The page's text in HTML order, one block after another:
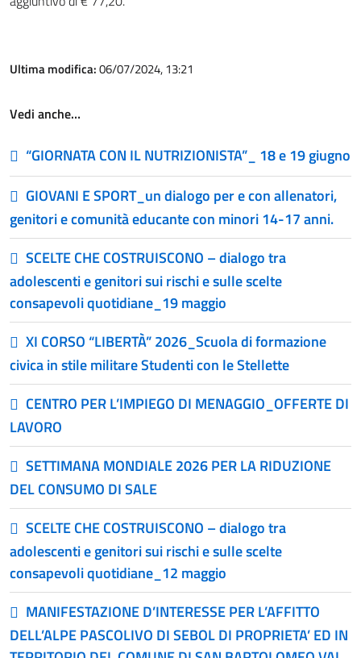
Ultima modifica:06/07/2024, 13:21
Vedi anche…
“GIORNATA CON IL NUTRIZIONISTA”_ 18 e 19 giugno
GIOVANI E SPORT_un dialogo per e con allenatori,
genitori e comunità educante con minori 14-17 anni.
SCELTE CHE COSTRUISCONO – dialogo tra
adolescenti e genitori sui rischi e sulle scelte
consapevoli quotidiane_19 maggio
XI CORSO “LIBERTÀ” 2026_Scuola di formazione
civica in stile militare Studenti con le Stellette
CENTRO PER L’IMPIEGO DI MENAGGIO_OFFERTE DI
LAVORO
SETTIMANA MONDIALE 2026 PER LA RIDUZIONE
DEL CONSUMO DI SALE
SCELTE CHE COSTRUISCONO – dialogo tra
adolescenti e genitori sui rischi e sulle scelte
consapevoli quotidiane_12 maggio
MANIFESTAZIONE D’INTERESSE PER L’AFFITTO
DELL’ALPE PASCOLIVO DI SEBOL DI PROPRIETA’ ED IN